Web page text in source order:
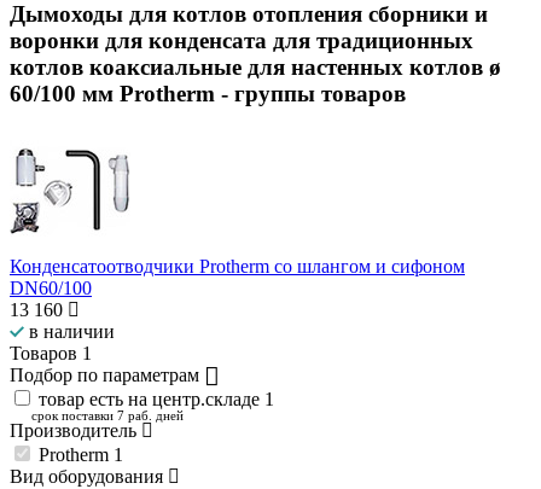
Дымоходы для котлов отопления сборники и
воронки для конденсата для традиционных
котлов коаксиальные для настенных котлов ø
60/100 мм Protherm - группы товаров
Конденсатоотводчики Protherm со шлангом и сифоном
DN60/100
13 160
в наличии
Товаров 1
Подбор по параметрам
товар есть на центр.складе 1
срок поставки 7 раб. дней
Производитель
Protherm 1
Вид оборудования